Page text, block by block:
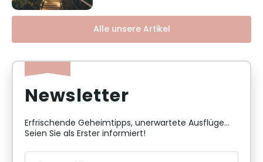
Alle unsere Artikel
Newsletter
Erfrischende Geheimtipps, unerwartete Ausflüge...
Seien Sie als Erster informiert!